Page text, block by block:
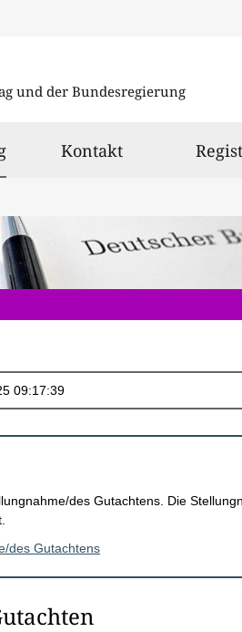
und der Bundesregierung
ausgewählt
Kontakt
des Gutachtens. Die
des Gutachtens